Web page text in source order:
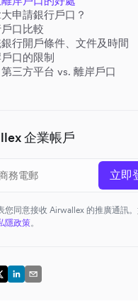
申請銀行戶口？
口比較
行開戶條件、文件及時間
口的限制
三方平台 vs. 離岸戶口
企業帳戶
立即
您同意接收 Airwallex 的推廣通訊
隱政策。